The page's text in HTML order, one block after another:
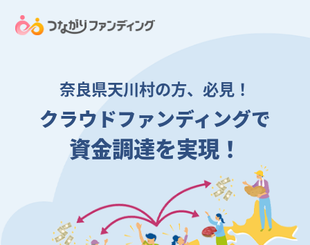
奈良県天川村の方、必見！
クラウドファンディングで
資金調達を実現！